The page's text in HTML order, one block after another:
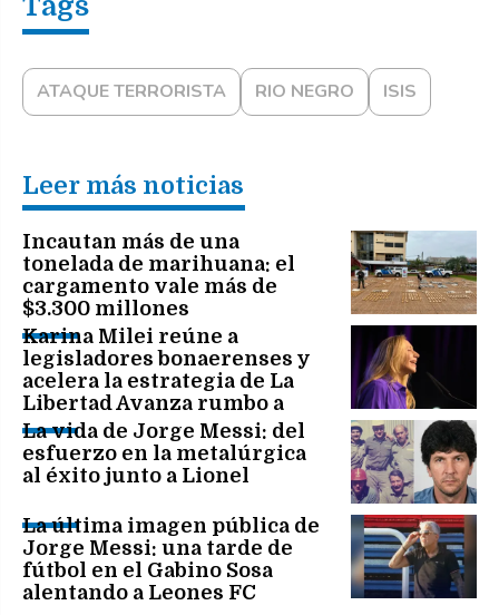
ATAQUE TERRORISTA RIO NEGRO ISIS
Leer más noticias
Incautan más de una
tonelada de marihuana: el
cargamento vale más de
$3.300 millones
Karina Milei reúne a
legisladores bonaerenses y
acelera la estrategia de La
Libertad Avanza rumbo a
2027
La vida de Jorge Messi: del
esfuerzo en la metalúrgica
al éxito junto a Lionel
La última imagen pública de
Jorge Messi: una tarde de
fútbol en el Gabino Sosa
alentando a Leones FC